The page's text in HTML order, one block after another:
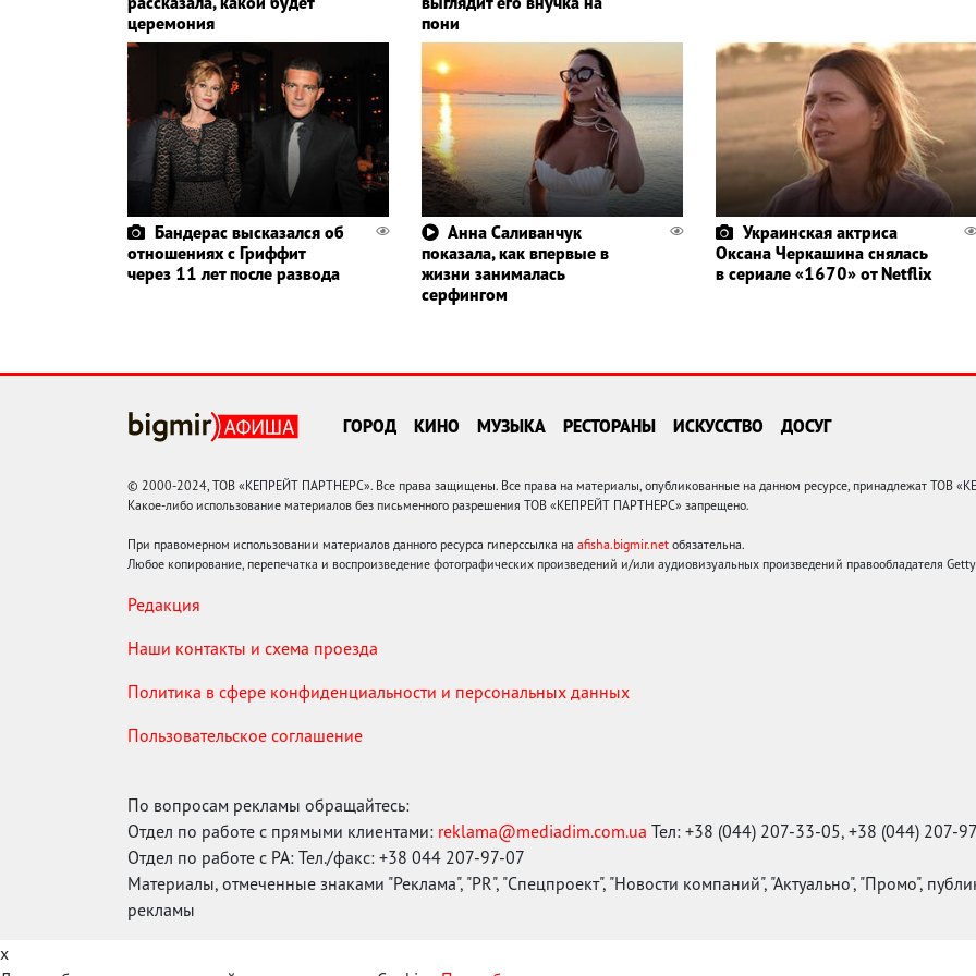
церемония
пони
Бандерас высказался об
отношениях с Гриффит
через 11 лет после развода
Анна Саливанчук
показала, как впервые в
жизни занималась
серфингом
Украинская актриса
Оксана Черкашина снялась
в сериале «1670» от Netflix
ГОРОД КИНО МУЗЫКА РЕСТОРАНЫ ИСКУССТВО ДОСУГ
© 2000-2024, ТОВ «КЕПРЕЙТ ПАРТНЕРС». Все права защищены. Все права на материалы, опубликованные на данном ресурсе, принадлежат ТОВ
Какое-либо использование материалов без письменного разрешения ТОВ «КЕПРЕЙТ ПАРТНЕРС» запрещено.
При правомерном использовании материалов данного ресурса гиперссылка на afisha.bigmir.net обязательна.
Любое копирование, перепечатка и воспроизведение фотографических произведений и/или аудиовизуальных произведений правообладателя Getty
Редакция
Наши контакты и схема проезда
Политика в сфере конфиденциальности и персональных данных
Пользовательское соглашение
По вопросам рекламы обращайтесь:
Отдел по работе с прямыми клиентами: reklama@mediadim.com.ua Тел: +38 (044) 207-33-05, +38 (044) 207-
Отдел по работе с РА: Тел./факс: +38 044 207-97-07
Материалы, отмеченные знаками "Реклама", "PR", "Спецпроект", "Новости компаний", "Актуально", "Промо",
рекламы
x